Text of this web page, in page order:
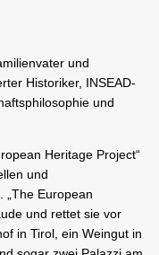
und
Historiker, INSEAD-
und
Heritage Project“
und
„The European
und rettet sie vor
in Tirol, ein Weingut in